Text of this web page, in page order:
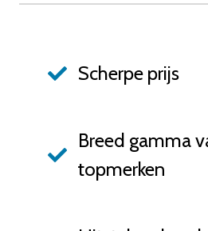
Scherpe prijs
Breed gamma
topmerken